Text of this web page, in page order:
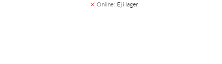
Online: Ej i lager